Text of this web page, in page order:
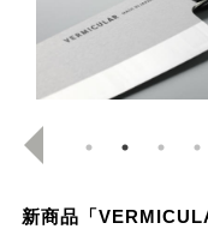
新商品「